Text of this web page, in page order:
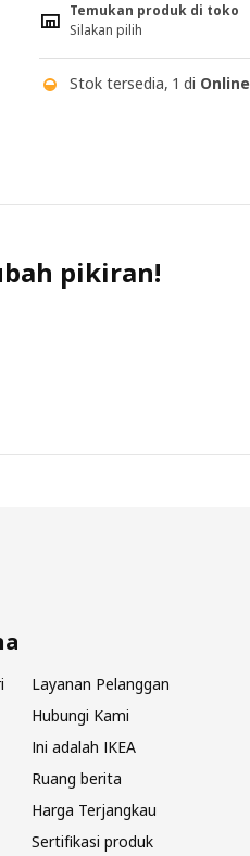
Temukan produk di toko
Silakan pilih
Stok tersedia, 1 di Online
pikiran!
Layanan Pelanggan
Hubungi Kami
Ini adalah IKEA
Ruang berita
Harga Terjangkau
Sertifikasi produk